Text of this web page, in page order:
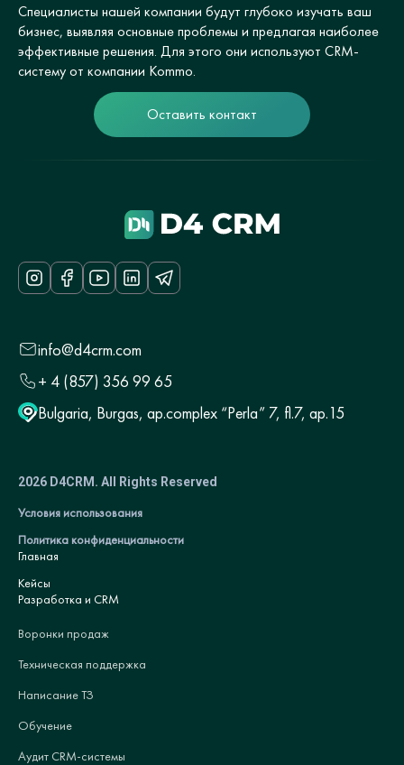
Специалисты нашей компании будут глубоко изучать ваш
бизнес, выявляя основные проблемы и предлагая наиболее
эффективные решения. Для этого они используют CRM-
систему от компании Kommo.
Оставить контакт
info@d4crm.com
+ 4 (857) 356 99 65
Bulgaria, Burgas, ap.complex “Perla” 7, fl.7, ap.15
2026 D4CRM. All Rights Reserved
Условия использования
Политика конфиденциальности
Главная
Кейсы
Разработка и CRM
Воронки продаж
Техническая поддержка
Написание ТЗ
Обучение
Аудит CRM-системы